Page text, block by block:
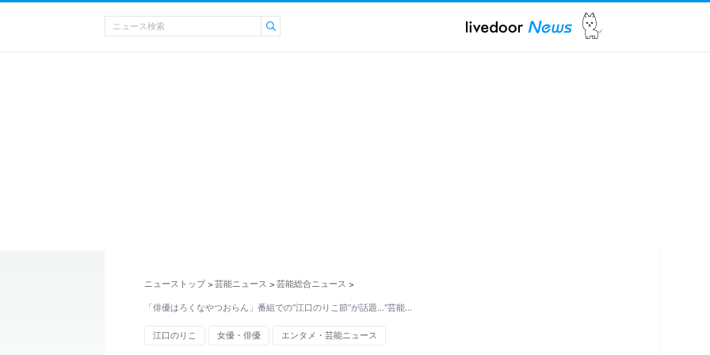
ニューストップ > 芸能ニュース > 芸能総合ニュース >
「俳優はろくなやつおらん」番組での“江口のりこ節”が話題…“芸能…
江口のりこ 女優・俳優 エンタメ・芸能ニュース